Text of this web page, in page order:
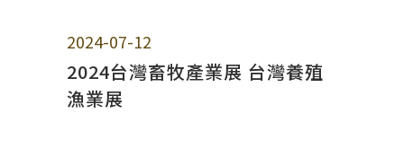
2024-07-12
2024台灣畜牧產業展 台灣養殖
漁業展